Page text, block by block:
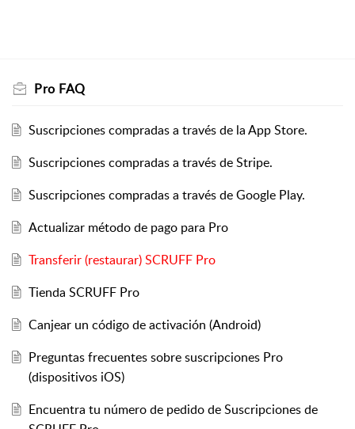
Pro FAQ
Suscripciones compradas a través de la App Store.
Suscripciones compradas a través de Stripe.
Suscripciones compradas a través de Google Play.
Actualizar método de pago para Pro
Transferir (restaurar) SCRUFF Pro
Tienda SCRUFF Pro
Canjear un código de activación (Android)
Preguntas frecuentes sobre suscripciones Pro
(dispositivos iOS)
Encuentra tu número de pedido de Suscripciones de